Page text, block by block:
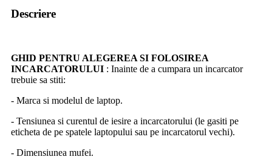
Descriere
GHID PENTRU ALEGEREA SI FOLOSIREA
INCARCATORULUI : Inainte de a cumpara un incarcator
trebuie sa stiti:
- Marca si modelul de laptop.
- Tensiunea si curentul de iesire a incarcatorului (le gasiti pe
eticheta de pe spatele laptopului sau pe incarcatorul vechi).
- Dimensiunea mufei.